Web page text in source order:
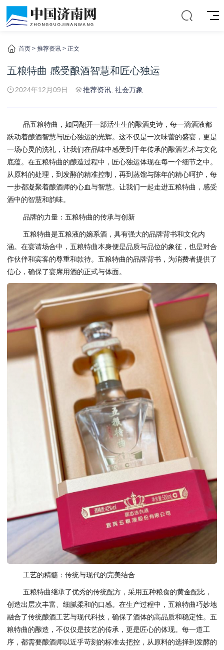
首页 > 推荐资讯 > 正文
五粮特曲 感受酿酒智慧和匠心独运
2024年12月09日 推荐资讯 社会万象
品五粮特曲，如同翻开一部活生生的酿酒史诗，每一滴酒液都
跃动着酿酒智慧与匠心独运的光辉。这不仅是一次味蕾的盛宴，更是
一场心灵的洗礼，让我们在品味中感受到千年传承的酿酒艺术与文化
底蕴。在五粮特曲的酿造过程中，匠心独运体现在每一个细节之中。
从原料的处理，到发酵的精准控制，再到蒸馏与陈年的精心呵护，每
一步都凝聚着酿酒师的心血与智慧。让我们一起走进五粮特曲，感受
酒中的智慧和韵味。
品牌的力量：五粮特曲的传承与创新
五粮特曲是五粮液的嫡系酒，具有强大的品牌背书和文化内
涵。在宴请场合中，五粮特曲本身便是品质与品位的象征，也是对合
作伙伴和宾客的尊重和款待。五粮特曲的品牌背书，为消费者提供了
信心，确保了宴席用酒的正式与体面。
工艺的精髓：传统与现代的完美结合
五粮特曲继承了优秀的传统配方，采用五种粮食的黄金配比，
创造出层次丰富、细腻柔和的口感。在生产过程中，五粮特曲巧妙地
融合了传统酿酒工艺与现代科技，确保了酒体的高品质和稳定性。五
粮特曲的酿造，不仅仅是技艺的传承，更是匠心的体现。每一道工
序，都需要酿酒师以近乎苛刻的标准去把控，从原料的选择到发酵的